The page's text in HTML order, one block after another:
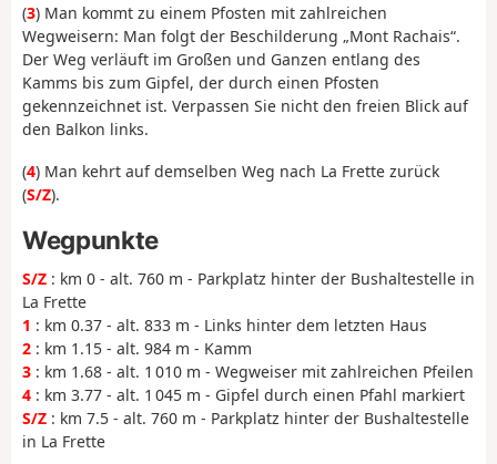
(3) Man kommt zu einem Pfosten mit zahlreichen
Wegweisern: Man folgt der Beschilderung „Mont Rachais“.
Der Weg verläuft im Großen und Ganzen entlang des
Kamms bis zum Gipfel, der durch einen Pfosten
gekennzeichnet ist. Verpassen Sie nicht den freien Blick auf
den Balkon links.
(4) Man kehrt auf demselben Weg nach La Frette zurück
(S/Z).
Wegpunkte
S/Z : km 0 - alt. 760 m - Parkplatz hinter der Bushaltestelle in
La Frette
1 : km 0.37 - alt. 833 m - Links hinter dem letzten Haus
2 : km 1.15 - alt. 984 m - Kamm
3 : km 1.68 - alt. 1 010 m - Wegweiser mit zahlreichen Pfeilen
4 : km 3.77 - alt. 1 045 m - Gipfel durch einen Pfahl markiert
S/Z : km 7.5 - alt. 760 m - Parkplatz hinter der Bushaltestelle
in La Frette